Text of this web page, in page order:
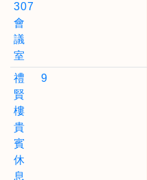
307
會
議
室
禮
賢
樓
貴
賓
休
息
9